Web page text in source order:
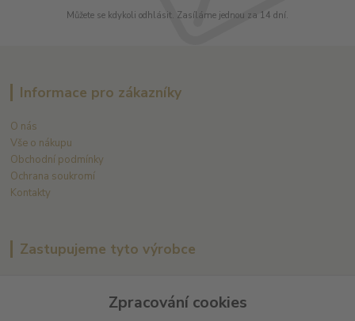
Můžete se kdykoli odhlásit. Zasíláme jednou za 14 dní.
Informace pro zákazníky
O nás
Vše o nákupu
Obchodní podmínky
Ochrana soukromí
Kontakty
Zastupujeme tyto výrobce
Zpracování cookies